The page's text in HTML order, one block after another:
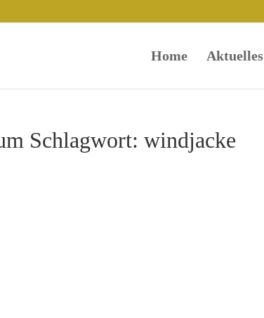
Home Aktuelles
Schlagwort: windjacke